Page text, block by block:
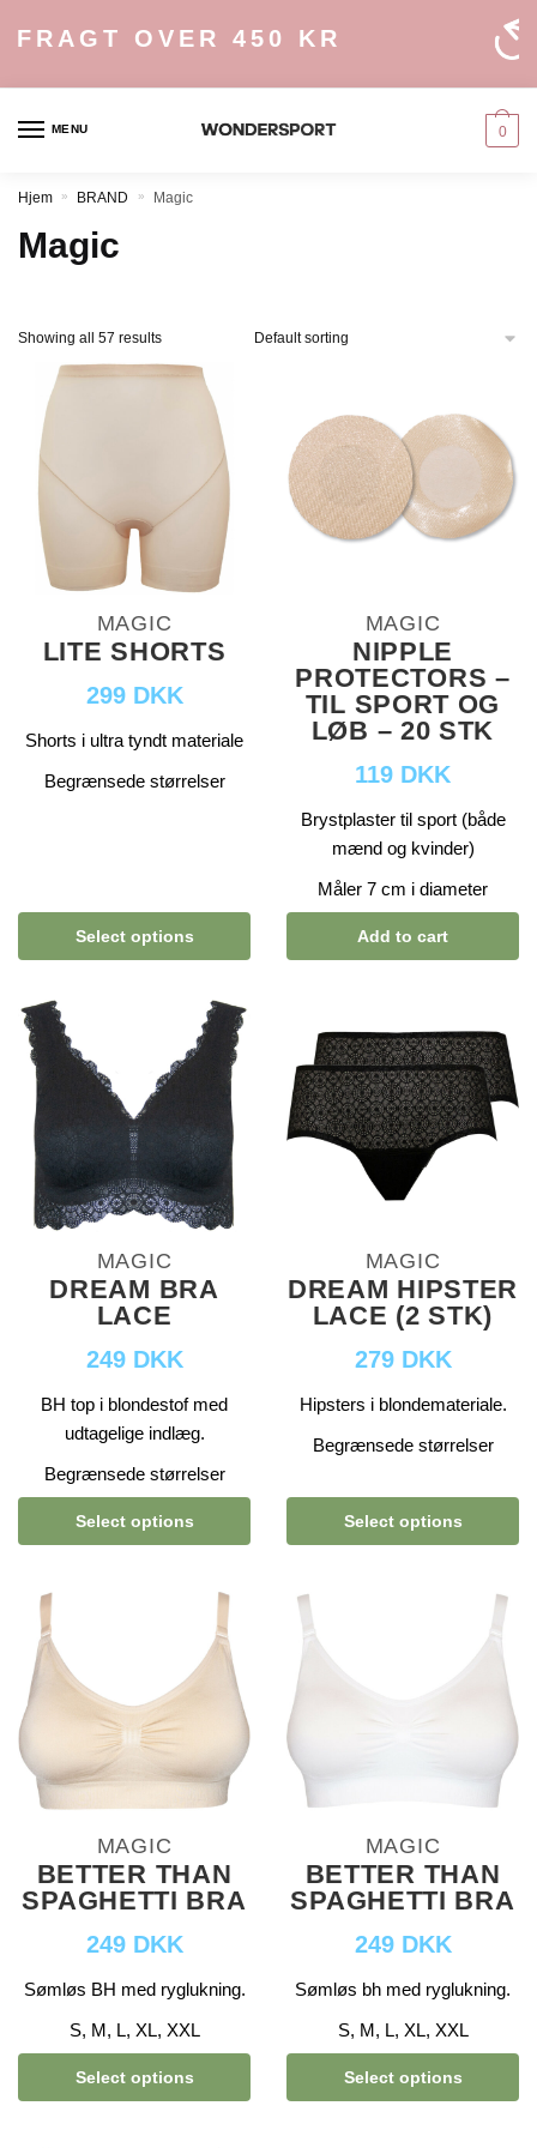
OVER 450 KR
MENU 0
Hjem » BRAND » Magic
Magic
Showing all 57 results
MAGIC
LITE SHORTS
299 DKK
Shorts i ultra tyndt materiale
Begrænsede størrelser
Select options
MAGIC
NIPPLE
PROTECTORS –
TIL SPORT OG
LØB – 20 STK
119 DKK
Brystplaster til sport (både
mænd og kvinder)
Måler 7 cm i diameter
Add to cart
MAGIC
DREAM BRA
LACE
249 DKK
BH top i blondestof med
udtagelige indlæg.
Begrænsede størrelser
Select options
MAGIC
DREAM HIPSTER
LACE (2 STK)
279 DKK
Hipsters i blondemateriale.
Begrænsede størrelser
Select options
MAGIC
BETTER THAN
SPAGHETTI BRA
249 DKK
Sømløs BH med ryglukning.
S, M, L, XL, XXL
Select options
MAGIC
BETTER THAN
SPAGHETTI BRA
249 DKK
Sømløs bh med ryglukning.
S, M, L, XL, XXL
Select options